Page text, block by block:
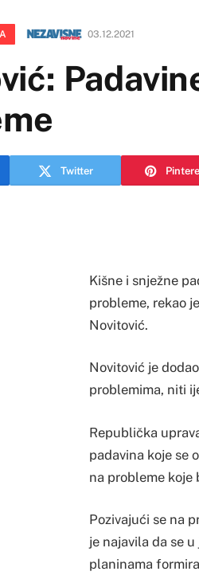
03.12.2021
Twitter
Kišne i snježne
probleme, rekao
Novitović.
Novitović je
problemima, niti
Republička
padavina koje se
na probleme koje
Pozivajući se na
je najavila da se
planinama